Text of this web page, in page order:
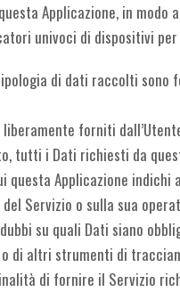
Applicazione, in
univoci di dispositivi
di dati raccolti
forniti
tutti i Dati richiesti da
questa Applicazione
Servizio o sulla sua
su quali Dati siano
o di altri strumenti di
di fornire il Servizio